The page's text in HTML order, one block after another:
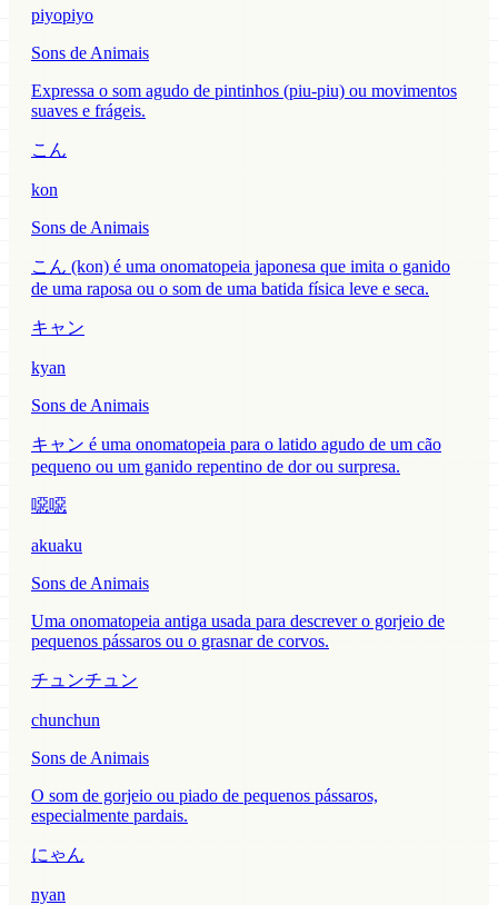
piyopiyo
Sons de Animais
Expressa o som agudo de pintinhos (piu-piu) ou movimentos
suaves e frágeis.
こん
kon
Sons de Animais
こん (kon) é uma onomatopeia japonesa que imita o ganido
de uma raposa ou o som de uma batida física leve e seca.
キャン
kyan
Sons de Animais
キャン é uma onomatopeia para o latido agudo de um cão
pequeno ou um ganido repentino de dor ou surpresa.
噁噁
akuaku
Sons de Animais
Uma onomatopeia antiga usada para descrever o gorjeio de
pequenos pássaros ou o grasnar de corvos.
チュンチュン
chunchun
Sons de Animais
O som de gorjeio ou piado de pequenos pássaros,
especialmente pardais.
にゃん
nyan